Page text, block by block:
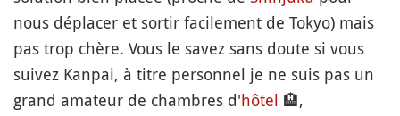
nous déplacer et sortir facilement de Tokyo) mais
pas trop chère. Vous le savez sans doute si vous
suivez Kanpai, à titre personnel je ne suis pas un
grand amateur de chambres d'hôtel 🏨,